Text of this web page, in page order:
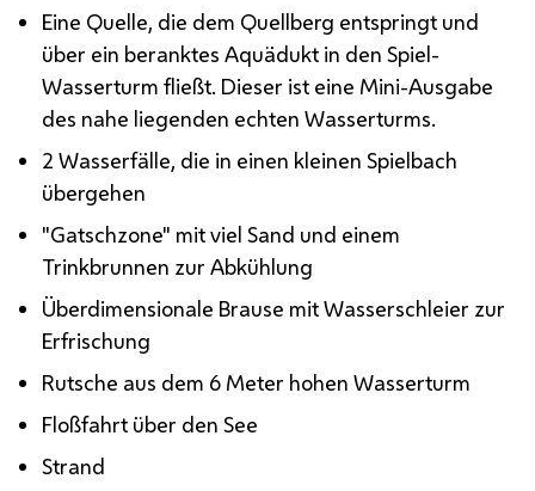
Eine Quelle, die dem Quellberg entspringt und
über ein beranktes Aquädukt in den Spiel-
Wasserturm fließt. Dieser ist eine Mini-Ausgabe
des nahe liegenden echten Wasserturms.
2 Wasserfälle, die in einen kleinen Spielbach
übergehen
"Gatschzone" mit viel Sand und einem
Trinkbrunnen zur Abkühlung
Überdimensionale Brause mit Wasserschleier zur
Erfrischung
Rutsche aus dem 6 Meter hohen Wasserturm
Floßfahrt über den See
Strand